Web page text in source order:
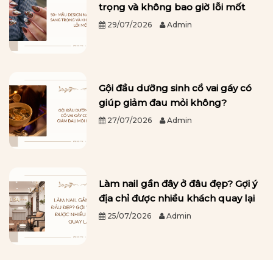
trọng và không bao giờ lỗi mốt
29/07/2026 Admin
Gội đầu dưỡng sinh cổ vai gáy có
giúp giảm đau mỏi không?
27/07/2026 Admin
Làm nail gần đây ở đâu đẹp? Gợi ý
địa chỉ được nhiều khách quay lại
25/07/2026 Admin